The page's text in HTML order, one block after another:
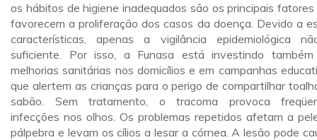
os hábitos de higiene inadequados são os principais fatores
favorecem a proliferação dos casos da doença. Devido a
características, apenas a vigilância epidemiológica
suficiente. Por isso, a Funasa está investindo
melhorias sanitárias nos domicílios e em campanhas
que alertem as crianças para o perigo de compartilhar
sabão. Sem tratamento, o tracoma provoca
infecções nos olhos. Os problemas repetidos afetam a
pálpebra e levam os cílios a lesar a córnea. A lesão pode